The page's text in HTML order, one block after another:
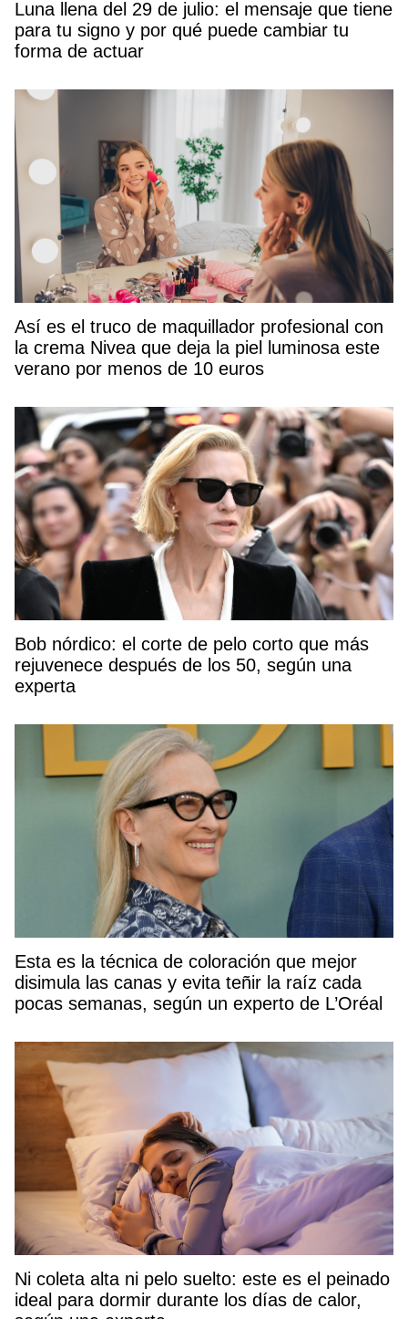
Luna llena del 29 de julio: el mensaje que tiene
para tu signo y por qué puede cambiar tu
forma de actuar
Así es el truco de maquillador profesional con
la crema Nivea que deja la piel luminosa este
verano por menos de 10 euros
Bob nórdico: el corte de pelo corto que más
rejuvenece después de los 50, según una
experta
Esta es la técnica de coloración que mejor
disimula las canas y evita teñir la raíz cada
pocas semanas, según un experto de L’Oréal
Ni coleta alta ni pelo suelto: este es el peinado
ideal para dormir durante los días de calor,